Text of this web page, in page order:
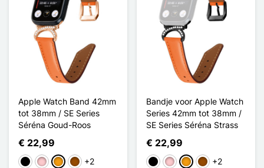
Apple Watch Band 42mm
tot 38mm / SE Series
Séréna Goud-Roos
€ 22,99
ZwartRozeOranjeBruin+2
Bandje voor Apple Watch
Series 42mm tot 38mm /
SE Series Séréna Strass
€ 22,99
ZwartRozeOranjeBruin+2